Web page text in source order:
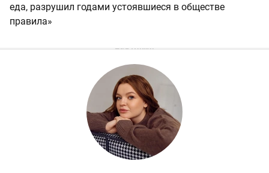
еда, разрушил годами устоявшиеся в обществе
правила»